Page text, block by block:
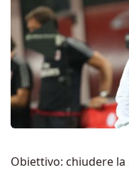
Obiettivo: chiudere